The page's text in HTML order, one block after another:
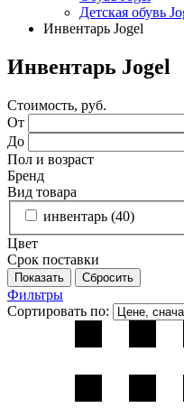
Детская обувь
Инвентарь Jogel
Инвентарь Jogel
Стоимость, руб.
От
До
Пол и возраст
Бренд
Вид товара
инвентарь (40)
Цвет
Срок поставки
Фильтры
Сортировать по: